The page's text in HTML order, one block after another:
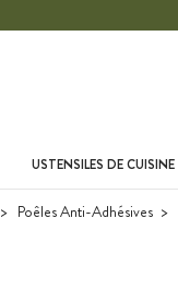
USTENSILES DE CUISINE
Poêles Anti-Adhésives